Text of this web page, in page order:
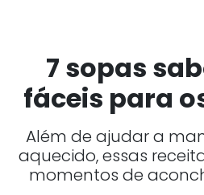
7 sopas
fáceis para
Além de ajudar a
aquecido, essas
momentos de